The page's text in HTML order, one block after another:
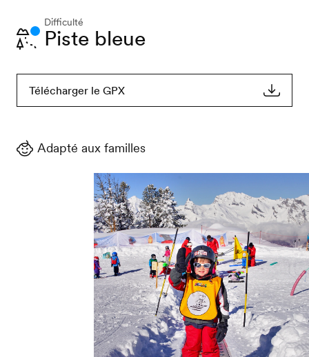
Difficulté
Piste bleue
Télécharger le GPX
Adapté aux familles